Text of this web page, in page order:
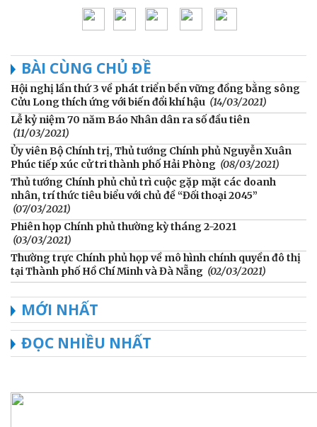
BÀI CÙNG CHỦ ĐỀ
Hội nghị lần thứ 3 về phát triển bền vững đồng bằng sông
Cửu Long thích ứng với biến đổi khí hậu (14/03/2021)
Lễ kỷ niệm 70 năm Báo Nhân dân ra số đầu tiên
(11/03/2021)
Ủy viên Bộ Chính trị, Thủ tướng Chính phủ Nguyễn Xuân
Phúc tiếp xúc cử tri thành phố Hải Phòng (08/03/2021)
Thủ tướng Chính phủ chủ trì cuộc gặp mặt các doanh
nhân, trí thức tiêu biểu với chủ đề “Đối thoại 2045”
(07/03/2021)
Phiên họp Chính phủ thường kỳ tháng 2-2021
(03/03/2021)
Thường trực Chính phủ họp về mô hình chính quyền đô thị
tại Thành phố Hồ Chí Minh và Đà Nẵng (02/03/2021)
MỚI NHẤT
ĐỌC NHIỀU NHẤT